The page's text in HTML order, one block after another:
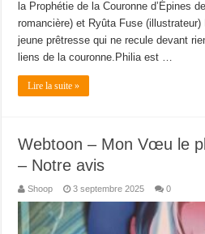
la Prophétie de la Couronne d’Épines
romancière) et Ryûta Fuse (illustrateur)
jeune prêtresse qui ne recule devant
liens de la couronne.Philia est …
Lire la suite »
Webtoon – Mon Vœu le
– Notre avis
Shoop 3 septembre 2025 0